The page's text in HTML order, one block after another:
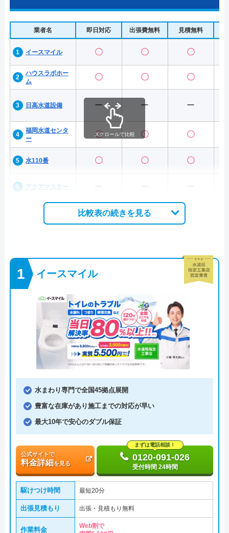
業者名 即日対応 出張費無料 見積無料
イースマイル 〇 〇 〇
ハウスラボホー
ム
〇 〇 〇
日高水道設備 ー ー ー
福岡水道センタ
ー
〇 〇 〇
水110番 〇 〇 〇
アクアマスター
スクロールで比較
比較表の続きを見る
イースマイル
水まわり専門で全国45拠点展開
豊富な在庫があり施工までの対応が早い
最大10年で安心のダブル保証
公式サイトで
料金詳細 を見る
まずは電話相談！
0120-091-026
受付時間 24時間
駆けつけ時間 最短20分
出張見積もり 出張・見積もり無料
作業料金
Web割で